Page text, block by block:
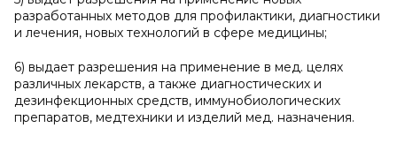
разработанных методов для профилактики, диагностики
и лечения, новых технологий в сфере медицины;
6) выдает разрешения на применение в мед. целях
различных лекарств, а также диагностических и
дезинфекционных средств, иммунобиологических
препаратов, медтехники и изделий мед. назначения.